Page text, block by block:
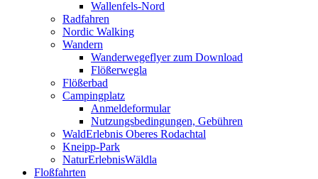
Wallenfels-Nord
Radfahren
Nordic Walking
Wandern
Wanderwegeflyer zum Download
Flößerwegla
Flößerbad
Campingplatz
Anmeldeformular
Nutzungsbedingungen, Gebühren
WaldErlebnis Oberes Rodachtal
Kneipp-Park
NaturErlebnisWäldla
Floßfahrten